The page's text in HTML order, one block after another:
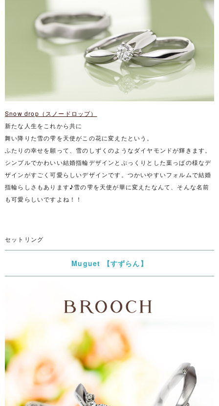
Snow drop（スノードロップ）
新たな人生をこれから共に
舞い降りた雪の雫を天使がこの花に変えたという。
ふたりの幸せを願って、雪のしずくのようなダイヤモンドが輝きます。
シンプルでかわいい結婚指輪デザインとぷっくりとした葉っぱの様なデ
ザインがすごく可愛らしいデザインです。つかいやすいフォルムで結婚
指輪らしさもあります♪雪の雫を天使が華に変えたなんて、そんな名前
も可愛らしいですよね！！
セットリング
Muguet 【すずらん】